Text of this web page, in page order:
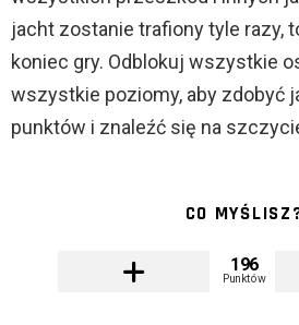
jacht zostanie trafiony tyle razy,
koniec gry. Odblokuj wszystkie
wszystkie poziomy, aby zdobyć
punktów i znaleźć się na
CO
196
Punktów